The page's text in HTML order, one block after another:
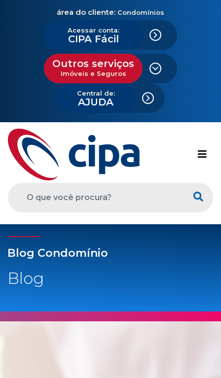
área do cliente: Condomínios
Acessar conta:
CIPA Fácil
Outros serviços
Imóveis e Seguros
Central de:
AJUDA
Blog Condomínio
Blog